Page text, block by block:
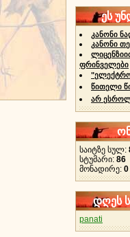
ეს
კანონი
კანონი
ფრინველები
წითელი
არ
საიტზე სულ:
სტუმარი: 86
მონადირე: 0
დღეს
panati